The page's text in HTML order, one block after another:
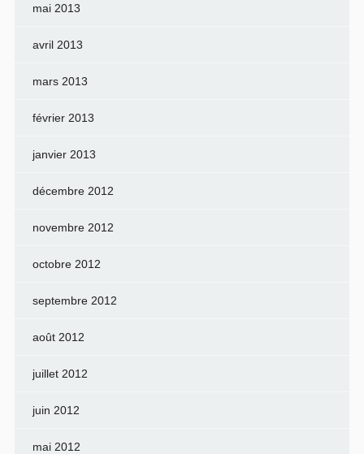
mai 2013
avril 2013
mars 2013
février 2013
janvier 2013
décembre 2012
novembre 2012
octobre 2012
septembre 2012
août 2012
juillet 2012
juin 2012
mai 2012